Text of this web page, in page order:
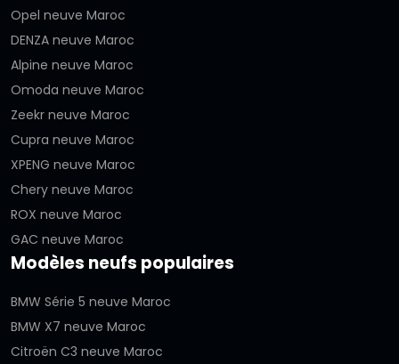
Opel neuve Maroc
DENZA neuve Maroc
Alpine neuve Maroc
Omoda neuve Maroc
Zeekr neuve Maroc
Cupra neuve Maroc
XPENG neuve Maroc
Chery neuve Maroc
ROX neuve Maroc
GAC neuve Maroc
Modèles neufs populaires
BMW Série 5 neuve Maroc
BMW X7 neuve Maroc
Citroën C3 neuve Maroc